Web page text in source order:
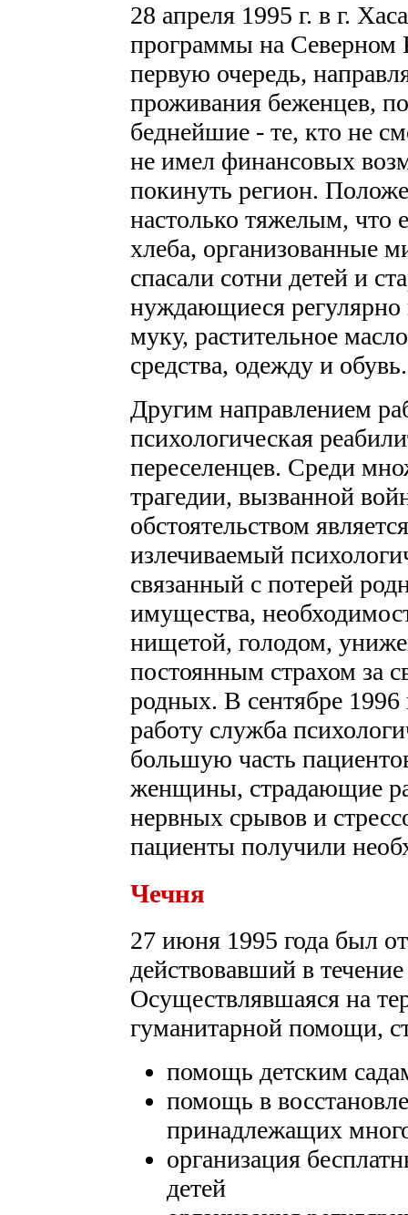
28 апреля 1995 г. в г.
программы на Северном
первую очередь,
проживания беженцев,
беднейшие - те, кто не
не имел финансовых
покинуть регион.
настолько тяжелым, что
хлеба, организованные
спасали сотни детей и
нуждающиеся
муку, растительное
средства, одежду и обувь.
Другим направлением
психологическая
переселенцев. Среди
трагедии, вызванной
обстоятельством
излечиваемый
связанный с потерей
имущества,
нищетой, голодом,
постоянным страхом за
родных. В сентябре 1996
работу служба
большую часть
женщины, страдающие
нервных срывов и
пациенты получили
Чечня
27 июня 1995 года был
действовавший в
Осуществлявшаяся на
гуманитарной помощи,
помощь детским
помощь в
принадлежащих
организация
детей